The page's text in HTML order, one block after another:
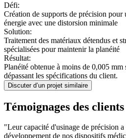
Défi:
Création de supports de précision pour
énergie avec une distorsion minimale
Solution:
Traitement des matériaux détendus et
spécialisées pour maintenir la planéité
Résultat:
Planéité obtenue à moins de 0,005 mm
dépassant les spécifications du client.
Discuter d’un projet similaire
Témoignages des clients
"Leur capacité d'usinage de précision a
développement de nos dispositifs